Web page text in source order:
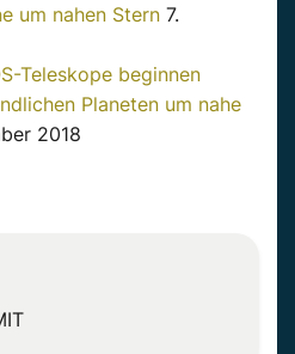
um nahen Stern 7.
Teleskope beginnen
Planeten um nahe
2018